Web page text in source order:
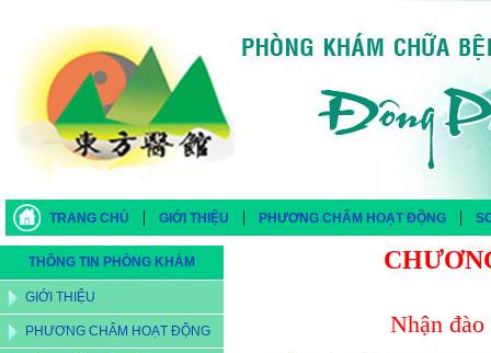
TRANG CHỦ | GIỚI THIỆU | PHƯƠNG CHÂM HOẠT ĐỘNG |
THÔNG TIN PHÒNG KHÁM
GIỚI THIỆU
PHƯƠNG CHÂM HOẠT ĐỘNG Nhận